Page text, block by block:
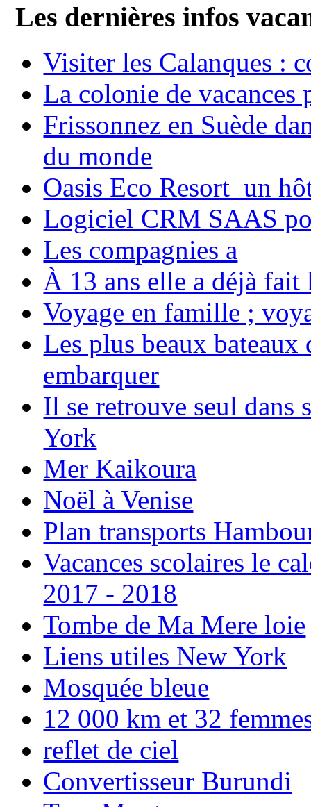
Les dernières infos
Visiter les Calanques :
La colonie de vacances
Frissonnez en Suède
du monde
Oasis Eco Resort un
Logiciel CRM SAAS
Les compagnies a
À 13 ans elle a déjà
Voyage en famille ;
Les plus beaux bateaux
embarquer
Il se retrouve seul dans
York
Mer Kaikoura
Noël à Venise
Plan transports
Vacances scolaires le
2017 - 2018
Tombe de Ma Mere loie
Liens utiles New York
Mosquée bleue
12 000 km et 32
reflet de ciel
Convertisseur Burundi